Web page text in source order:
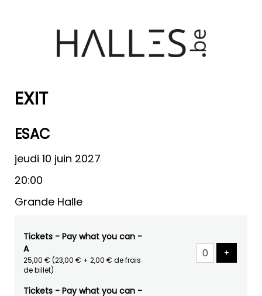
EXIT
ESAC
jeudi 10 juin 2027
20:00
Grande Halle
Tickets - Pay what you can -
A
25,00 € (23,00 € + 2,00 € de frais
de billet)
+
Tickets - Pay what you can -